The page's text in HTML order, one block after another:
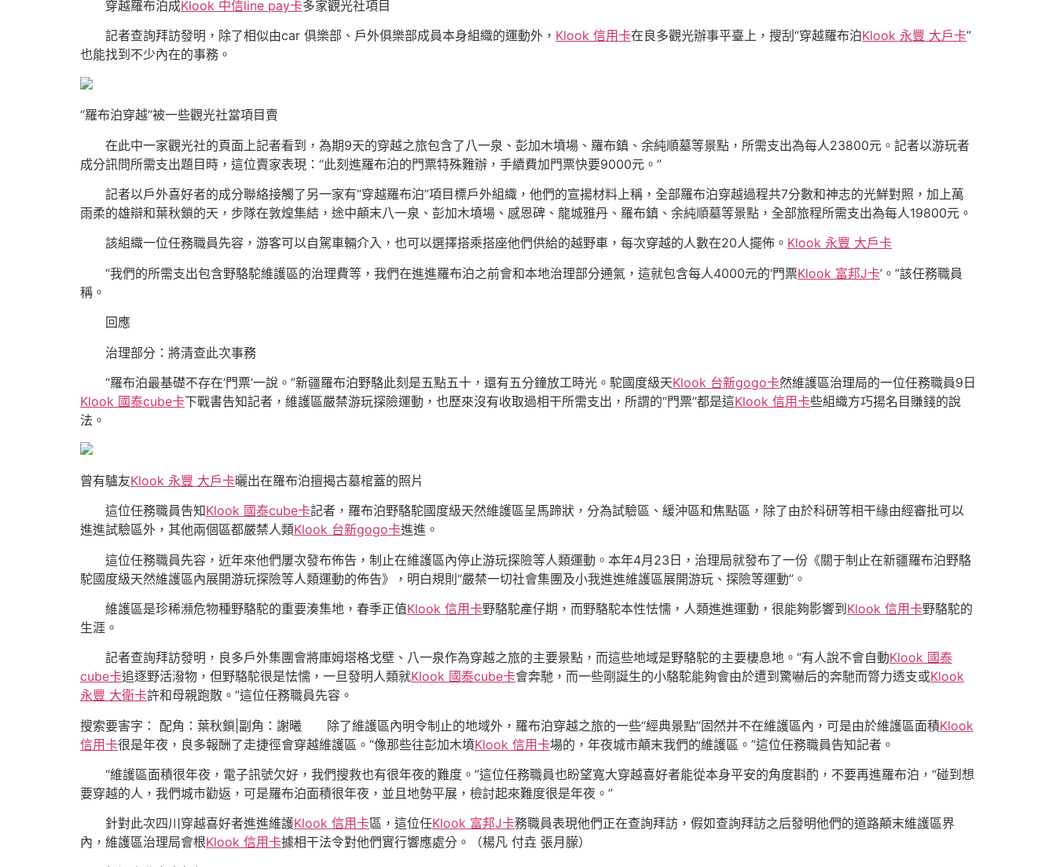
穿越羅布泊成Klook 中信line pay卡多家觀光社項目
記者查詢拜訪發明，除了相似由car 俱樂部、戶外俱樂部成員本身組織的運動外， Klook 信用卡在良多觀光辦事平臺上，搜刮“穿越羅布泊Klook 永豐 大戶卡”
也能找到不少內在的事務。
“羅布泊穿越”被一些觀光社當項目賣
在此中一家觀光社的頁面上記者看到，為期9天的穿越之旅包含了八一泉、彭加木墳場、羅布鎮、余純順墓等景點，所需支出為每人23800元。記者以游玩者
成分訊問所需支出題目時，這位賣家表現：“此刻進羅布泊的門票特殊難辦，手續費加門票快要9000元。”
記者以戶外喜好者的成分聯絡接觸了另一家有“穿越羅布泊”項目標戶外組織，他們的宣揚材料上稱，全部羅布泊穿越過程共7分數和神志的光鮮對照，加上萬
雨柔的雄辯和葉秋鎖的天，步隊在敦煌集結，途中顛末八一泉、彭加木墳場、感恩碑、龍城雅丹、羅布鎮、余純順墓等景點，全部旅程所需支出為每人19800元。
該組織一位任務職員先容，游客可以自駕車輛介入，也可以選擇搭乘搭座他們供給的越野車，每次穿越的人數在20人擺佈。 Klook 永豐 大戶卡
“我們的所需支出包含野駱駝維護區的治理費等，我們在進進羅布泊之前會和本地治理部分通氣，這就包含每人4000元的‘門票Klook 富邦J卡’。”該任務職員
稱。
回應
治理部分：將清查此次事務
“羅布泊最基礎不存在‘門票’一說。”新疆羅布泊野駱此刻是五點五十，還有五分鐘放工時光。駝國度級天Klook 台新gogo卡然維護區治理局的一位任務職員9日
Klook 國泰cube卡下戰書告知記者，維護區嚴禁游玩探險運動，也歷來沒有收取過相干所需支出，所謂的“門票”都是這Klook 信用卡些組織方巧揚名目賺錢的說
法。
曾有驢友Klook 永豐 大戶卡曬出在羅布泊擅揭古墓棺蓋的照片
這位任務職員告知Klook 國泰cube卡記者，羅布泊野駱駝國度級天然維護區呈馬蹄狀，分為試驗區、緩沖區和焦點區，除了由於科研等相干緣由經審批可以
進進試驗區外，其他兩個區都嚴禁人類Klook 台新gogo卡進進。
這位任務職員先容，近年來他們屢次發布佈告，制止在維護區內停止游玩探險等人類運動。本年4月23日，治理局就發布了一份《關于制止在新疆羅布泊野駱
駝國度級天然維護區內展開游玩探險等人類運動的佈告》，明白規則“嚴禁一切社會集團及小我進進維護區展開游玩、探險等運動”。
維護區是珍稀瀕危物種野駱駝的重要湊集地，春季正值Klook 信用卡野駱駝產仔期，而野駱駝本性怯懦，人類進進運動，很能夠影響到Klook 信用卡野駱駝的
生涯。
記者查詢拜訪發明，良多戶外集團會將庫姆塔格戈壁、八一泉作為穿越之旅的主要景點，而這些地域是野駱駝的主要棲息地。“有人說不會自動Klook 國泰
cube卡追逐野活潑物，但野駱駝很是怯懦，一旦發明人類就Klook 國泰cube卡會奔馳，而一些剛誕生的小駱駝能夠會由於遭到驚嚇后的奔馳而膂力透支或Klook
永豐 大衛卡許和母親跑散。”這位任務職員先容。
搜索要害字： 配角：葉秋鎖|副角：謝曦 除了維護區內明令制止的地域外，羅布泊穿越之旅的一些“經典景點”固然并不在維護區內，可是由於維護區面積Klook
信用卡很是年夜，良多報酬了走捷徑會穿越維護區。“像那些往彭加木墳Klook 信用卡場的，年夜城市顛末我們的維護區。”這位任務職員告知記者。
“維護區面積很年夜，電子訊號欠好，我們搜救也有很年夜的難度。”這位任務職員也盼望寬大穿越喜好者能從本身平安的角度斟酌，不要再進羅布泊，“碰到想
要穿越的人，我們城市勸返，可是羅布泊面積很年夜，並且地勢平展，檢討起來難度很是年夜。”
針對此次四川穿越喜好者進進維護Klook 信用卡區，這位任Klook 富邦J卡務職員表現他們正在查詢拜訪，假如查詢拜訪之后發明他們的道路顛末維護區界
內，維護區治理局會根Klook 信用卡據相干法令對他們實行響應處分。（楊凡 付垚 張月朦）